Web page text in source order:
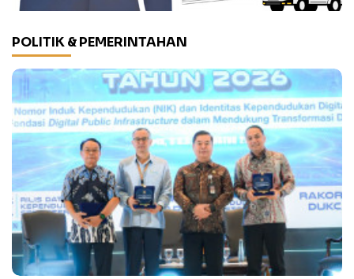
POLITIK & PEMERINTAHAN